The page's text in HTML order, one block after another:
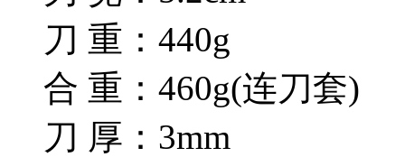
刀 重：440g
合 重：460g(连刀套)
刀 厚：3mm